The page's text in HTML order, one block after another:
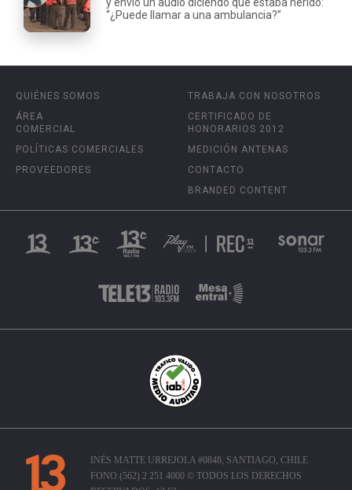
“¿Puede llamar a una ambulancia?”
QUIÉNES SOMOS
ÁREA
COMERCIAL
POLÍTICAS COMERCIALES
PROVEEDORES
TRABAJA CON NOSOTROS
CERTIFICADO DE
HONORARIOS 2012
MEDICIÓN ANTENAS
CONTACTO
BRANDED CONTENT
INÉS MATTE URREJOLA #0848, SANTIAGO, CHILE
FONO (562) 2 251 4000 © TODOS LOS DERECHOS